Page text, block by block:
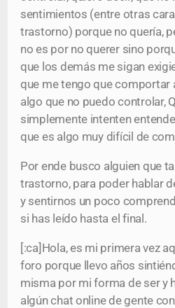
sentimientos (entre otras
trastorno) porque no quería,
no es por no querer sino
que los demás me sigan
que me tengo que comportar
algo que no puedo controlar,
simplemente intenten
que es algo muy difícil de
Por ende busco alguien que
trastorno, para poder hablar
y sentirnos un poco
si has leído hasta el final.
[:ca]Hola, es mi primera vez
foro porque llevo años
misma por mi forma de ser y
algún chat online de gente